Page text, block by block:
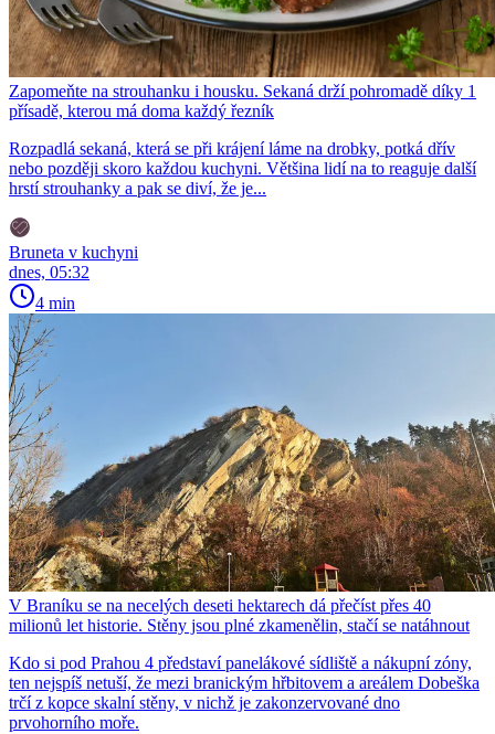
Zapomeňte na strouhanku i housku. Sekaná drží pohromadě díky 1
přísadě, kterou má doma každý řezník
Rozpadlá sekaná, která se při krájení láme na drobky, potká dřív
nebo později skoro každou kuchyni. Většina lidí na to reaguje další
hrstí strouhanky a pak se diví, že je...
Bruneta v kuchyni
dnes, 05:32
4 min
V Braníku se na necelých deseti hektarech dá přečíst přes 40
milionů let historie. Stěny jsou plné zkamenělin, stačí se natáhnout
Kdo si pod Prahou 4 představí panelákové sídliště a nákupní zóny,
ten nejspíš netuší, že mezi branickým hřbitovem a areálem Dobeška
trčí z kopce skalní stěny, v nichž je zakonzervované dno
prvohorního moře.